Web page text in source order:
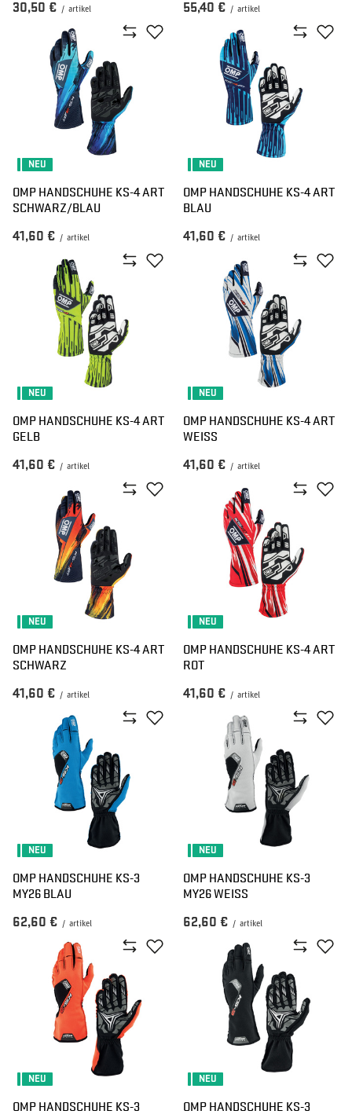
30,50 € / artikel 55,40 € / artikel
NEU
OMP HANDSCHUHE KS-4 ART
SCHWARZ/BLAU
41,60 € / artikel
NEU
OMP HANDSCHUHE KS-4 ART
BLAU
41,60 € / artikel
NEU
OMP HANDSCHUHE KS-4 ART
GELB
41,60 € / artikel
NEU
OMP HANDSCHUHE KS-4 ART
WEISS
41,60 € / artikel
NEU
OMP HANDSCHUHE KS-4 ART
SCHWARZ
41,60 € / artikel
NEU
OMP HANDSCHUHE KS-4 ART
ROT
41,60 € / artikel
NEU
OMP HANDSCHUHE KS-3
MY26 BLAU
62,60 € / artikel
NEU
OMP HANDSCHUHE KS-3
MY26 WEISS
62,60 € / artikel
NEU
OMP HANDSCHUHE KS-3
NEU
OMP HANDSCHUHE KS-3